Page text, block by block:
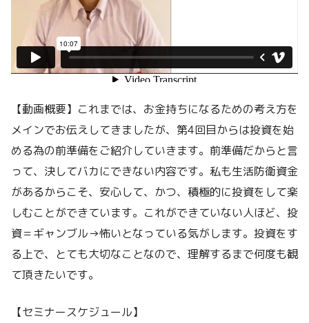
【動画概要】これまでは、お金持ちになるための考え方を
メインでお伝えしてきましたが、第4回目からは投資を始
める為の前準備をご紹介していきます。前準備だからと言
って、決してバカにできない内容です。私も生活防衛資金
があるからこそ、安心して、かつ、積極的に投資をして楽
しむことができています。これができていない人ほど、投
資＝ギャンブル→怖いとなっている気がします。投資をす
る上で、とても大切なことなので、理解するまで何度も観
て頂きたいです。
【セミナースケジュール】